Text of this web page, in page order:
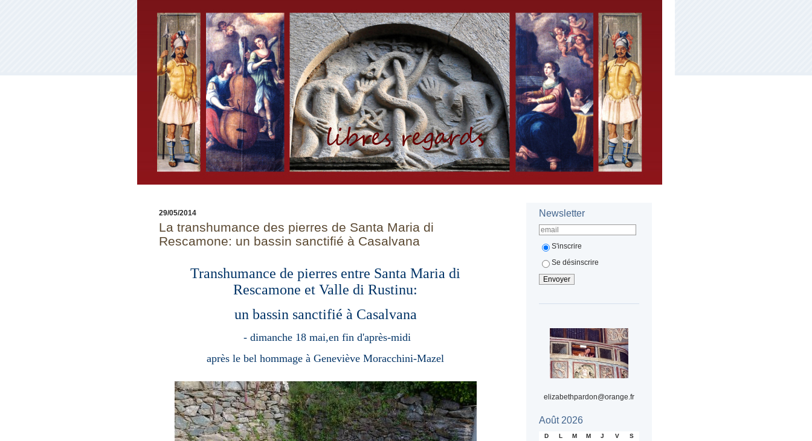
Newsletter
S'inscrire
Se désinscrire
elizabethpardon@orange.fr
Août 2026
D L M M J V
S
29/05/2014
La transhumance des pierres de Santa Maria di
Rescamone: un bassin sanctifié à Casalvana
Transhumance de pierres entre Santa Maria di
Rescamone et Valle di Rustinu:
un bassin sanctifié à Casalvana
- dimanche 18 mai,en fin d'après-midi
après le bel hommage à Geneviève Moracchini-Mazel